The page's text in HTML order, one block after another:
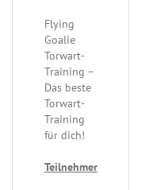
Flying
Goalie
Torwart-
Training –
Das beste
Torwart-
Training
für dich!
Teilnehmer